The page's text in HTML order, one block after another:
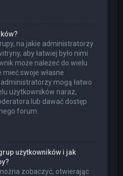
na jakie administratorzy
aby łatwiej było nimi
może należeć do wielu
mieć swoje własne
mogą łatwo
użytkowników naraz,
lub dawać dostęp
forum.
użytkowników i jak
zobaczyć, otwierając